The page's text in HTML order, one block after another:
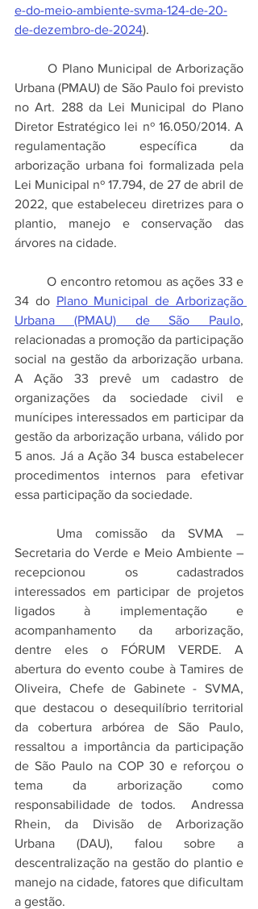
e-do-meio-ambiente-svma-124-de-20-
de-dezembro-de-2024).
	O Plano Municipal de Arborização
Urbana (PMAU) de São Paulo foi previsto
no Art. 288 da Lei Municipal do Plano
Diretor Estratégico lei nº 16.050/2014. A
regulamentação específica da
arborização urbana foi formalizada pela
Lei Municipal nº 17.794, de 27 de abril de
2022, que estabeleceu diretrizes para o
plantio, manejo e conservação das
árvores na cidade.
	O encontro retomou as ações 33 e
34 do Plano Municipal de Arborização
Urbana (PMAU) de São Paulo,
relacionadas a promoção da participação
social na gestão da arborização urbana.
A Ação 33 prevê um cadastro de
organizações da sociedade civil e
munícipes interessados em participar da
gestão da arborização urbana, válido por
5 anos. Já a Ação 34 busca estabelecer
procedimentos internos para efetivar
essa participação da sociedade.
Secretaria do Verde e Meio Ambiente –
recepcionou os cadastrados
interessados em participar de projetos
ligados à implementação e
acompanhamento da arborização,
dentre eles o FÓRUM VERDE. A
abertura do evento coube à Tamires de
Oliveira, Chefe de Gabinete - SVMA,
que destacou o desequilíbrio territorial
da cobertura arbórea de São Paulo,
ressaltou a importância da participação
de São Paulo na COP 30 e reforçou o
tema da arborização como
responsabilidade de todos.  Andressa
Rhein, da Divisão de Arborização
Urbana (DAU), falou sobre a
descentralização na gestão do plantio e
manejo na cidade, fatores que dificultam
a gestão.